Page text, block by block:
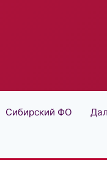
Сибирский ФО